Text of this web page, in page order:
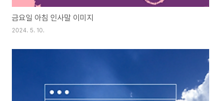
금요일 아침 인사말 이미지
2024. 5. 10.